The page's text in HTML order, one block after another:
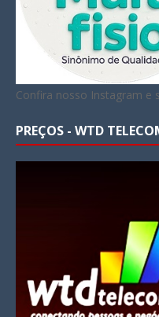
Confira nosso Instagram e
PREÇOS - WTD